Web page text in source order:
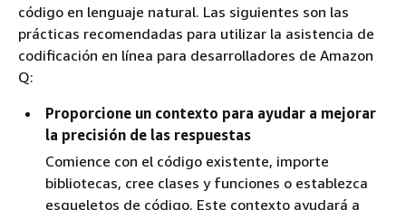
código en lenguaje natural. Las siguientes son las
prácticas recomendadas para utilizar la asistencia de
codificación en línea para desarrolladores de Amazon
Q:
Proporcione un contexto para ayudar a mejorar
la precisión de las respuestas
Comience con el código existente, importe
bibliotecas, cree clases y funciones o establezca
esqueletos de código. Este contexto ayudará a